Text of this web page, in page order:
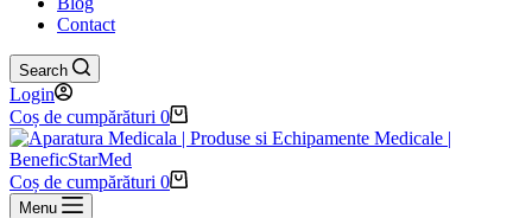
Contact
Search
Login
Coș de cumpărături 0
Coș de cumpărături 0
Menu